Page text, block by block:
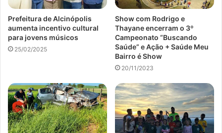
Prefeitura de Alcinópolis
aumenta incentivo cultural
para jovens músicos
25/02/2025
Show com Rodrigo e
Thayane encerram o 3º
Campeonato “Buscando
Saúde” e Ação + Saúde Meu
Bairro é Show
20/11/2023